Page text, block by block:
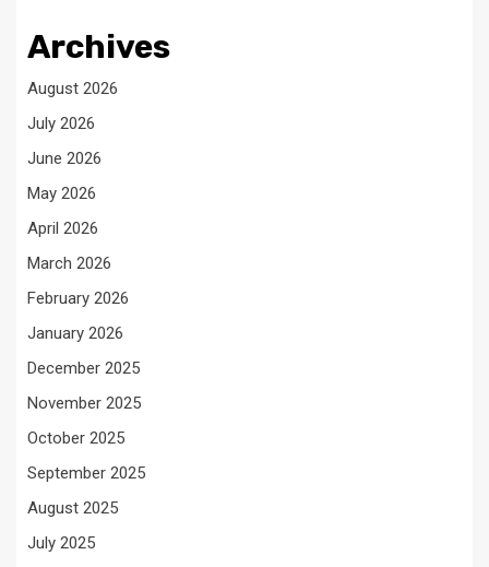
Archives
August 2026
July 2026
June 2026
May 2026
April 2026
March 2026
February 2026
January 2026
December 2025
November 2025
October 2025
September 2025
August 2025
July 2025